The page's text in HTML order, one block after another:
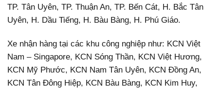
TP. Tân Uyên, TP. Thuận An, TP. Bến Cát, H. Bắc Tân
Uyên, H. Dầu Tiếng, H. Bàu Bàng, H. Phú Giáo.
Xe nhận hàng tại các khu công nghiệp như: KCN Việt
Nam – Singapore, KCN Sóng Thần, KCN Việt Hương,
KCN Mỹ Phước, KCN Nam Tân Uyên, KCN Đồng An,
KCN Tân Đông Hiệp, KCN Bàu Bàng, KCN Kim Huy,